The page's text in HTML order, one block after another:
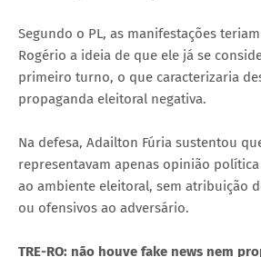
Segundo o PL, as manifestações
Rogério a ideia de que ele já se
primeiro turno, o que caracterizaria
propaganda eleitoral negativa.
Na defesa, Adailton Fúria sustentou
representavam apenas opinião
ao ambiente eleitoral, sem atribuição
ou ofensivos ao adversário.
TRE-RO: não houve fake news nem